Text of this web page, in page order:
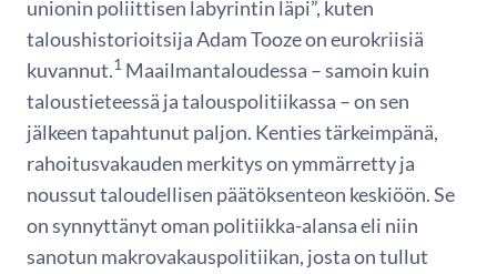
unionin poliittisen labyrintin läpi”, kuten
taloushistorioitsija Adam Tooze on eurokriisiä
kuvannut.1 Maailmantaloudessa – samoin kuin
taloustieteessä ja talouspolitiikassa – on sen
jälkeen tapahtunut paljon. Kenties tärkeimpänä,
rahoitusvakauden merkitys on ymmärretty ja
noussut taloudellisen päätöksenteon keskiöön. Se
on synnyttänyt oman politiikka-alansa eli niin
sanotun makrovakauspolitiikan, josta on tullut